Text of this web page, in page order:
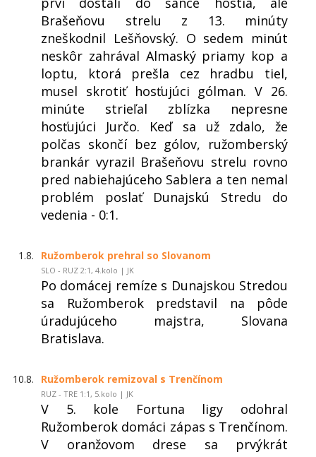
Brašeňovu strelu z 13. minúty
zneškodnil Lešňovský. O sedem minút
neskôr zahrával Almaský priamy kop a
loptu, ktorá prešla cez hradbu tiel,
musel skrotiť hosťujúci gólman. V 26.
minúte strieľal zblízka nepresne
hosťujúci Jurčo. Keď sa už zdalo, že
polčas skončí bez gólov, ružomberský
brankár vyrazil Brašeňovu strelu rovno
pred nabiehajúceho Sablera a ten nemal
problém poslať Dunajskú Stredu do
vedenia - 0:1.
1.8. Ružomberok prehral so Slovanom
SLO - RUZ 2:1, 4.kolo | JK
Po domácej remíze s Dunajskou Stredou
sa Ružomberok predstavil na pôde
úradujúceho majstra, Slovana
Bratislava.
10.8. Ružomberok remizoval s Trenčínom
RUZ - TRE 1:1, 5.kolo | JK
V 5. kole Fortuna ligy odohral
Ružomberok domáci zápas s Trenčínom.
V oranžovom drese sa prvýkrát